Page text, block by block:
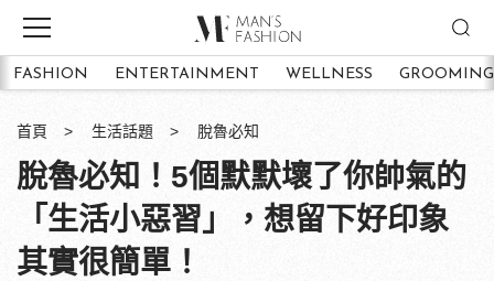
FASHION ENTERTAINMENT WELLNESS GROOMING
首頁 生活話題 脫魯必知
脫魯必知！5個默默壞了你帥氣的
「生活小惡習」，想留下好印象
其實很簡單！